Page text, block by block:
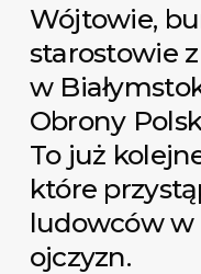
Wójtowie,
starostowie
w
Obrony
To już
które
ludowców w
ojczyzn.